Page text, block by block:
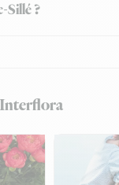
Sillé ?